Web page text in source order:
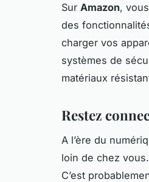
Sur Amazon,
des
charger vos
systèmes de
matériaux
Restez
A l’ère du
loin de chez
C’est